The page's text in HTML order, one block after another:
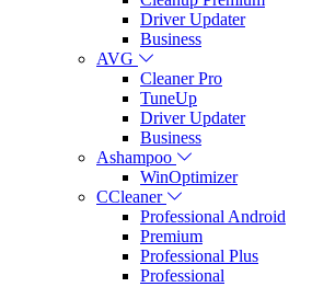
Driver Updater
Business
AVG
Cleaner Pro
TuneUp
Driver Updater
Business
Ashampoo
WinOptimizer
CCleaner
Professional Android
Premium
Professional Plus
Professional